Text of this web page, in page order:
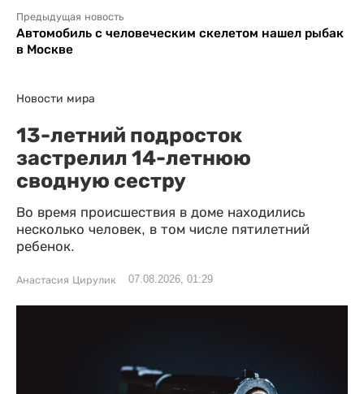
Предыдущая новость
Автомобиль с человеческим скелетом нашел рыбак
в Москве
Новости мира
13-летний подросток
застрелил 14-летнюю
сводную сестру
Во время происшествия в доме находились
несколько человек, в том числе пятилетний
ребенок.
Анастасия Цирулик 07.08.2026, 01:29